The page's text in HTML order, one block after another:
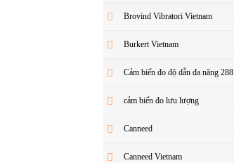
Brovind Vibratori Vietnam
Burkert Vietnam
Cảm biến đo độ dẫn đa năng 288
cảm biến đo lưu lượng
Canneed
Canneed Vietnam